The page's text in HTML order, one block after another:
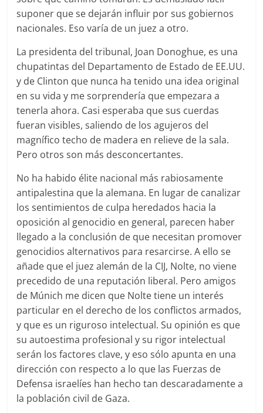
suponer que se dejarán influir por sus gobiernos
nacionales. Eso varía de un juez a otro.
La presidenta del tribunal, Joan Donoghue, es una
chupatintas del Departamento de Estado de EE.UU.
y de Clinton que nunca ha tenido una idea original
en su vida y me sorprendería que empezara a
tenerla ahora. Casi esperaba que sus cuerdas
fueran visibles, saliendo de los agujeros del
magnífico techo de madera en relieve de la sala.
Pero otros son más desconcertantes.
No ha habido élite nacional más rabiosamente
antipalestina que la alemana. En lugar de canalizar
los sentimientos de culpa heredados hacia la
oposición al genocidio en general, parecen haber
llegado a la conclusión de que necesitan promover
genocidios alternativos para resarcirse. A ello se
añade que el juez alemán de la CIJ, Nolte, no viene
precedido de una reputación liberal. Pero amigos
de Múnich me dicen que Nolte tiene un interés
particular en el derecho de los conflictos armados,
y que es un riguroso intelectual. Su opinión es que
su autoestima profesional y su rigor intelectual
serán los factores clave, y eso sólo apunta en una
dirección con respecto a lo que las Fuerzas de
Defensa israelíes han hecho tan descaradamente a
la población civil de Gaza.